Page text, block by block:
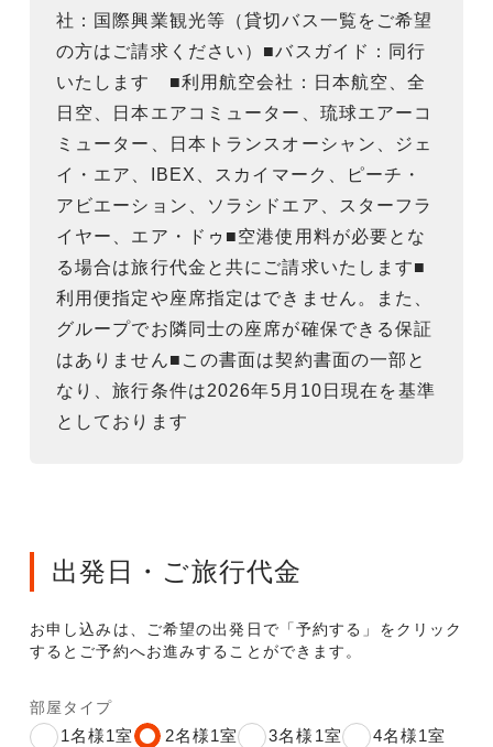
社：国際興業観光等（貸切バス一覧をご希望
の方はご請求ください）■バスガイド：同行
いたします ■利用航空会社：日本航空、全
日空、日本エアコミューター、琉球エアーコ
ミューター、日本トランスオーシャン、ジェ
イ・エア、IBEX、スカイマーク、ピーチ・
アビエーション、ソラシドエア、スターフラ
イヤー、エア・ドゥ■空港使用料が必要とな
る場合は旅行代金と共にご請求いたします■
利用便指定や座席指定はできません。また、
グループでお隣同士の座席が確保できる保証
はありません■この書面は契約書面の一部と
なり、旅行条件は2026年5月10日現在を基準
としております
出発日・ご旅行代金
お申し込みは、ご希望の出発日で「予約する」をクリック
するとご予約へお進みすることができます。
部屋タイプ
1名様1室 2名様1室 3名様1室 4名様1室